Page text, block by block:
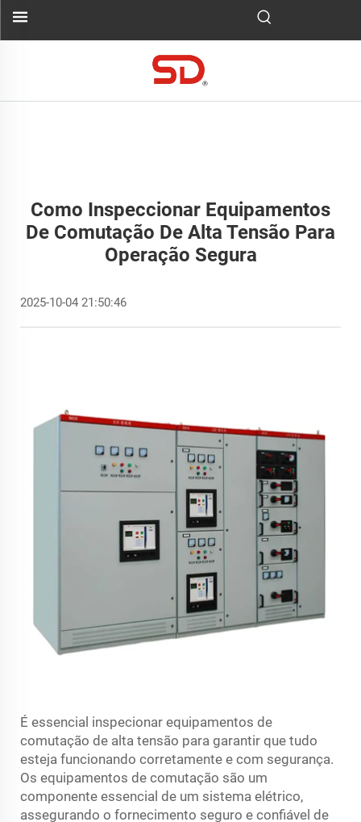
Como Inspeccionar Equipamentos
De Comutação De Alta Tensão Para
Operação Segura
2025-10-04 21:50:46
É essencial inspecionar equipamentos de
comutação de alta tensão para garantir que tudo
esteja funcionando corretamente e com segurança.
Os equipamentos de comutação são um
componente essencial de um sistema elétrico,
assegurando o fornecimento seguro e confiável de